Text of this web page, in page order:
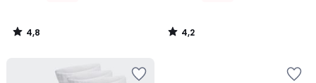
4,8
/
4,2
/